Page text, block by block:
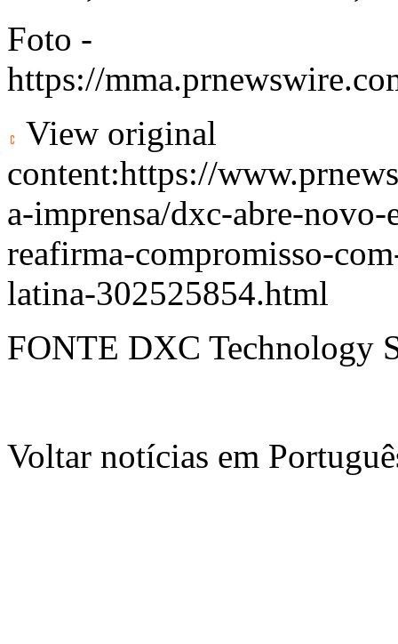
Foto -
https://
View original
content:https://
a-imprensa/dxc-abre-
reafirma-compromisso-
latina-302525854.html
FONTE DXC Technology
Voltar notícias em